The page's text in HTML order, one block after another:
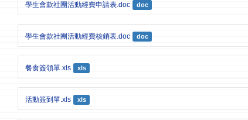
學生會款社團活動經費申請表.doc doc
學生會款社團活動經費核銷表.doc doc
餐食簽領單.xls xls
活動簽到單.xls xls